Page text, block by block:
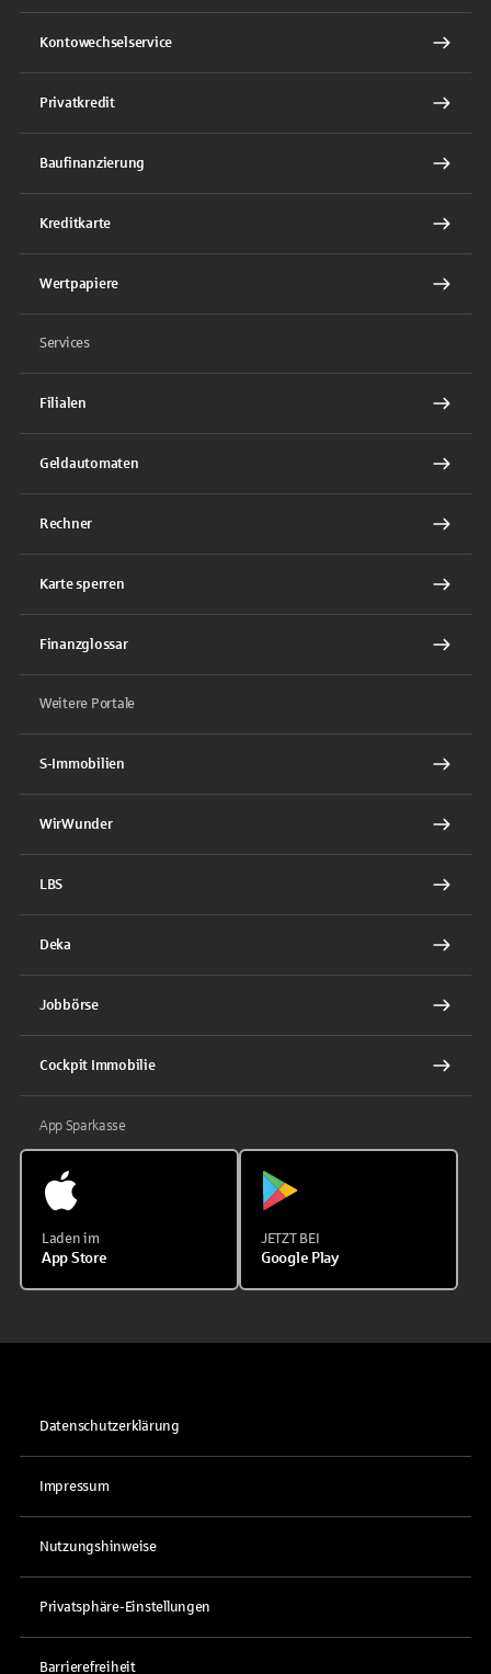
Kontowechselservice
Privatkredit
Baufinanzierung
Kreditkarte
Wertpapiere
Services
Filialen
Geldautomaten
Rechner
Karte sperren
Finanzglossar
Weitere Portale
S-Immobilien
WirWunder
LBS
Deka
Jobbörse
Cockpit Immobilie
App Sparkasse
Laden im
App Store
JETZT BEI
Google Play
Datenschutzerklärung
Impressum
Nutzungshinweise
Privatsphäre-Einstellungen
Barrierefreiheit